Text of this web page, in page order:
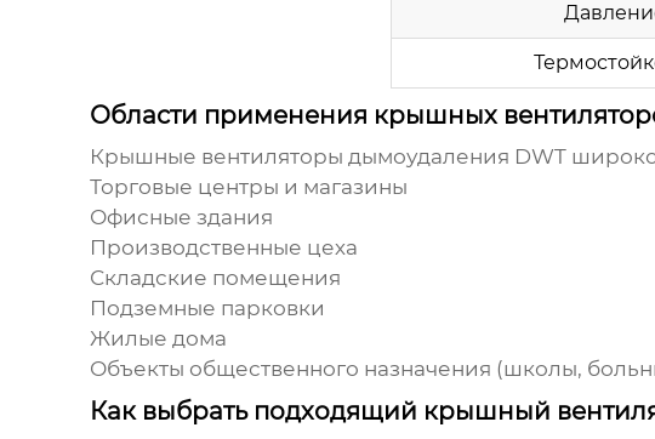
Области применения крышных
Крышные вентиляторы дымоудаления DWTшироко
Торговые центры и магазины
Офисные здания
Производственные цеха
Складские помещения
Подземные парковки
Жилые дома
Объекты общественного назначения (школы,
Как выбрать подходящий крышный